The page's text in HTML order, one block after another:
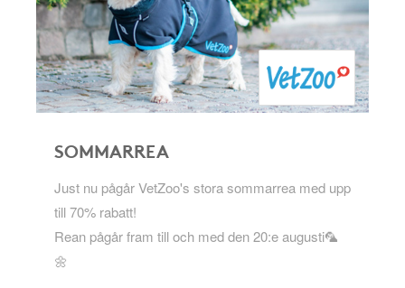
SOMMARREA
Just nu pågår VetZoo's stora sommarrea med upp
till 70% rabatt!
Rean pågår fram till och med den 20:e augusti🦜
🌼